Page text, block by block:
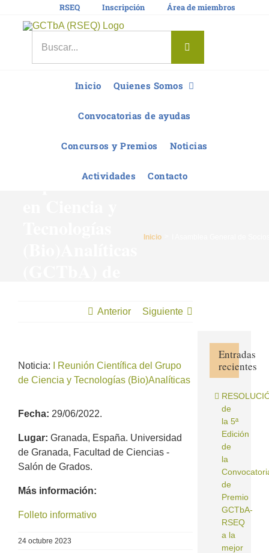
RSEQ Inscripción Área de miembros
Inicio Quienes Somos
Convocatorias de ayudas
Concursos y Premios Noticias
Actividades Contacto
I Asamblea
General de
Socios del
Especializado
Sociedad
Química
(RSEQ)
Inicio
Anterior Siguiente
Noticia:
I Reunión Científica del Grupo
de Ciencia y Tecnologías (Bio)Analíticas
Fecha: 29/06/2022.
Lugar: Granada, España. Universidad
de Granada, Facultad de Ciencias -
Salón de Grados.
Más información:
Folleto informativo
24 octubre 2023
Entradas
recientes
de
la 5ª
Edición
de
la
de
Premio
GCTbA‐
RSEQ
a la
mejor